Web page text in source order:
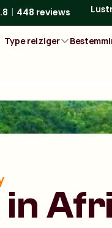
448 reviews
Type reiziger
in